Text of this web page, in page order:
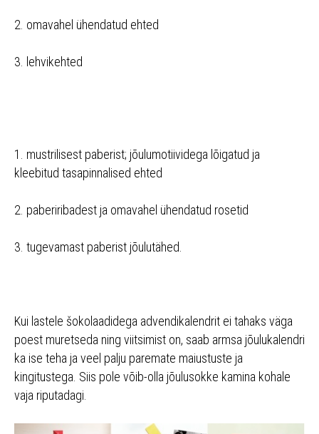
2. omavahel ühendatud ehted
3. lehvikehted
1. mustrilisest paberist; jõulumotiividega lõigatud ja
kleebitud tasapinnalised ehted
2. paberiribadest ja omavahel ühendatud rosetid
3. tugevamast paberist jõulutähed.
Kui lastele šokolaadidega advendikalendrit ei tahaks väga
poest muretseda ning viitsimist on, saab armsa jõulukalendri
ka ise teha ja veel palju paremate maiustuste ja
kingitustega. Siis pole võib-olla jõulusokke kamina kohale
vaja riputadagi.